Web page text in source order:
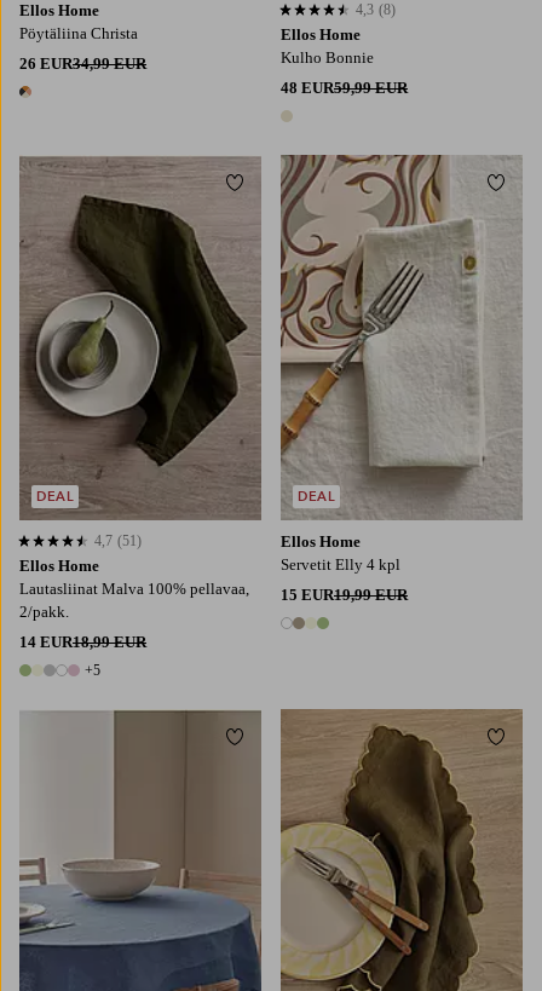
Ellos Home
Pöytäliina Christa
26 EUR34,99 EUR
1 väri
Ellos Home
Kulho Bonnie
48 EUR59,99 EUR
1 väri
4,3 perustuen 8 arvosanaan
4,3 (8)
Ellos Home
Lautasliinat Malva 100% pellavaa,
2/pakk.
14 EUR18,99 EUR
10 värejä
+5
4,7 perustuen 51 arvosanaan
4,7 (51)
DEAL
Lisää suosikkeihin
Ellos Home
Servetit Elly 4 kpl
15 EUR19,99 EUR
4 värejä
DEAL
Lisää suosikkeihin